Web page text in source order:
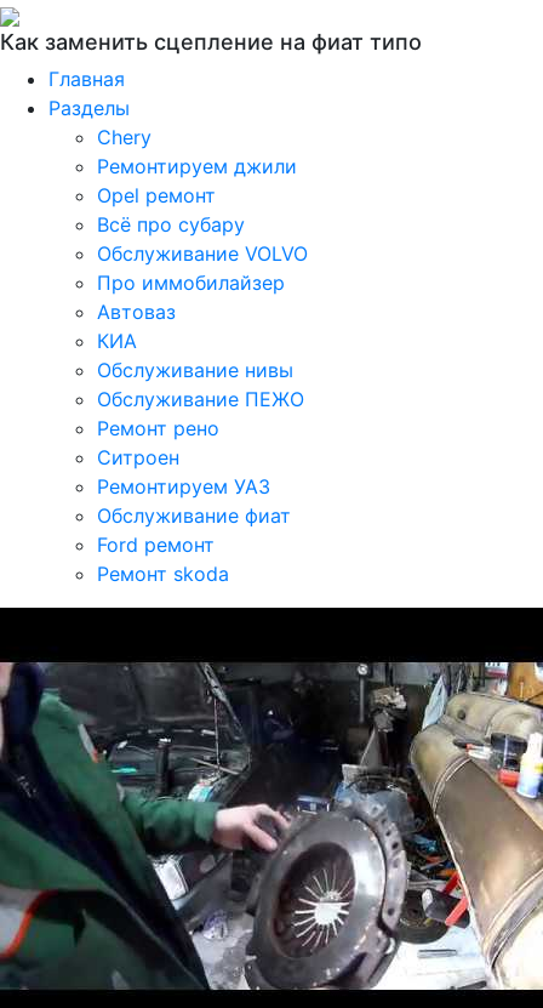
Как заменить сцепление на фиат типо
Главная
Разделы
Chery
Ремонтируем джили
Opel ремонт
Всё про субару
Обслуживание VOLVO
Про иммобилайзер
Автоваз
КИА
Обслуживание нивы
Обслуживание ПЕЖО
Ремонт рено
Ситроен
Ремонтируем УАЗ
Обслуживание фиат
Ford ремонт
Ремонт skoda